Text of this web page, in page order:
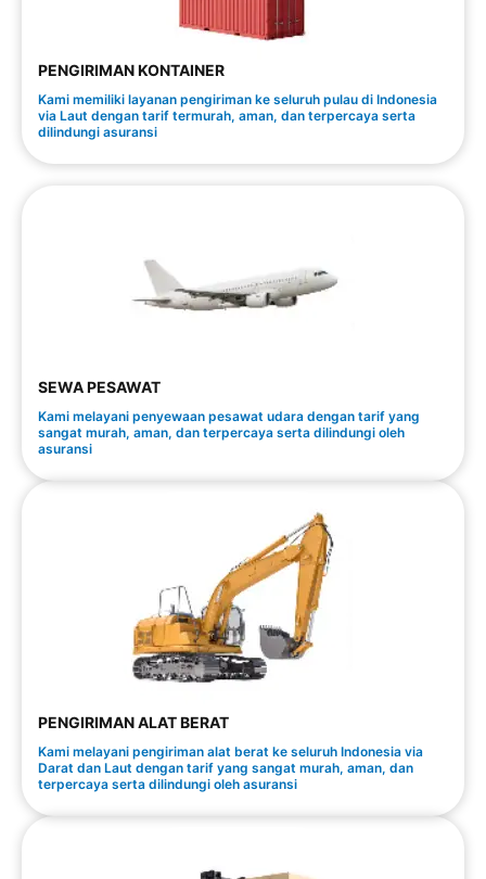
PENGIRIMAN KONTAINER
Kami memiliki layanan pengiriman ke seluruh pulau di Indonesia
via Laut dengan tarif termurah, aman, dan terpercaya serta
dilindungi asuransi
SEWA PESAWAT
Kami melayani penyewaan pesawat udara dengan tarif yang
sangat murah, aman, dan terpercaya serta dilindungi oleh
asuransi
PENGIRIMAN ALAT BERAT
Kami melayani pengiriman alat berat ke seluruh Indonesia via
Darat dan Laut dengan tarif yang sangat murah, aman, dan
terpercaya serta dilindungi oleh asuransi